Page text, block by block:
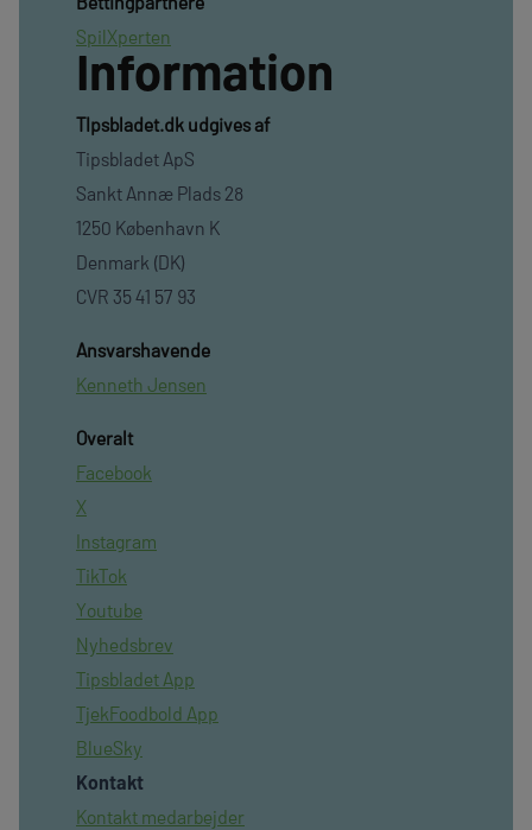
SpilXperten
Information
TIpsbladet.dk udgives af
Tipsbladet ApS
Sankt Annæ Plads 28
1250 København K
Denmark (DK)
CVR 35 41 57 93
Ansvarshavende
Kenneth Jensen
Overalt
Facebook
X
Instagram
TikTok
Youtube
Nyhedsbrev
Tipsbladet App
TjekFoodbold App
BlueSky
Kontakt
Kontakt medarbejder